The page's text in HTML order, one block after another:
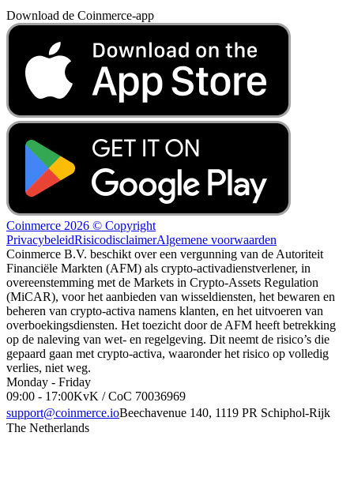
Download de Coinmerce-app
Coinmerce 2026 © Copyright
PrivacybeleidRisicodisclaimerAlgemene voorwaarden
Coinmerce B.V. beschikt over een vergunning van de Autoriteit
Financiële Markten (AFM) als crypto-activadienstverlener, in
overeenstemming met de Markets in Crypto-Assets Regulation
(MiCAR), voor het aanbieden van wisseldiensten, het bewaren en
beheren van crypto-activa namens klanten, en het uitvoeren van
overboekingsdiensten. Het toezicht door de AFM heeft betrekking
op de naleving van wet- en regelgeving. Dit neemt de risico’s die
gepaard gaan met crypto-activa, waaronder het risico op volledig
verlies, niet weg.
Monday - Friday
09:00 - 17:00KvK / CoC 70036969
support@coinmerce.ioBeechavenue 140, 1119 PR Schiphol-Rijk
The Netherlands